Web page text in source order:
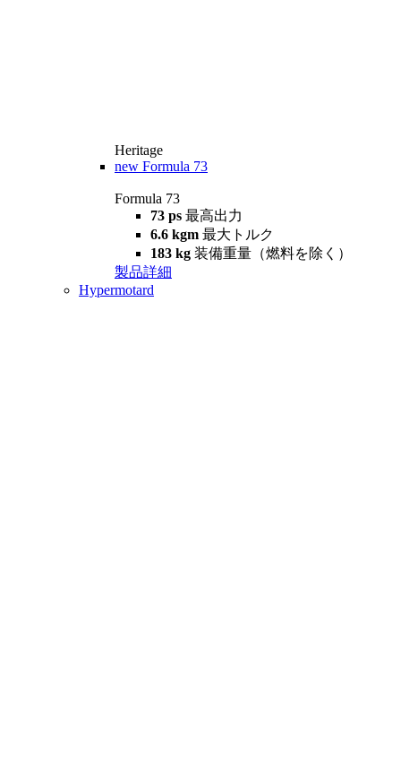
Heritage
new Formula 73
Formula 73
73 ps 最高出力
6.6 kgm 最大トルク
183 kg 装備重量（燃料を除く）
製品詳細
Hypermotard